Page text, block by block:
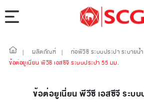
| ผลิตภัณฑ์ | ท่อพีวีซี ระบบประปา ระบายน้ำ
ข้อต่อยูเนี่ยน พีวีซี เอสซีจี ระบบประปา 55 มม.
ข้อต่อยูเนี่ยน พีวีซี เอสซีจี ระบบ